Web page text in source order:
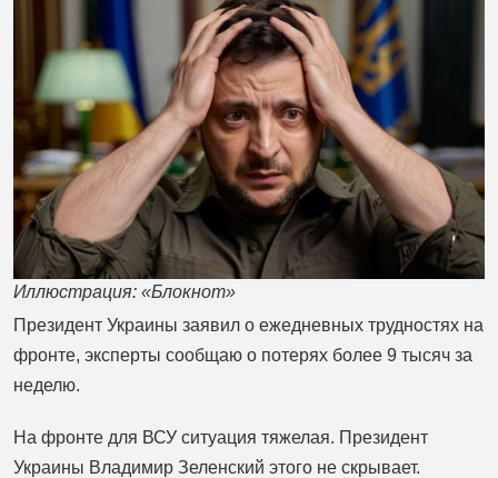
Иллюстрация: «Блокнот»
Президент Украины заявил о ежедневных трудностях на
фронте, эксперты сообщаю о потерях более 9 тысяч за
неделю.
На фронте для ВСУ ситуация тяжелая. Президент
Украины Владимир Зеленский этого не скрывает.